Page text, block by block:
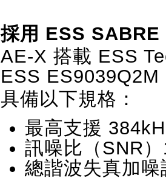
採用 ESS
AE-X 搭載 ESS
ESS ES9039Q2M
具備以下規格：
最高支援
訊噪比（SNR
總諧波失真加